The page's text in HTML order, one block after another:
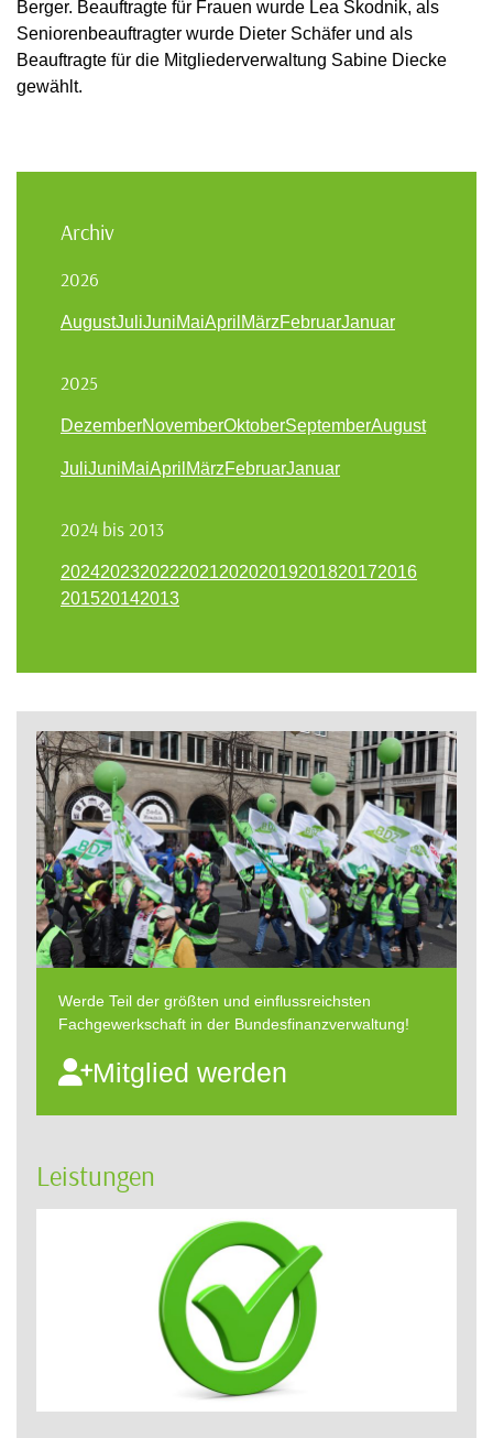
Berger. Beauftragte für Frauen wurde Lea Skodnik, als
Seniorenbeauftragter wurde Dieter Schäfer und als
Beauftragte für die Mitgliederverwaltung Sabine Diecke
gewählt.
Archiv
2026
AugustJuliJuniMaiApril MärzFebruarJanuar
2025
DezemberNovemberOktoberSeptemberAugust
JuliJuniMaiApril MärzFebruarJanuar
2024 bis 2013
202420232022202120202019201820172016
201520142013
Werde Teil der größten und einflussreichsten
Fachgewerkschaft in der Bundesfinanzverwaltung!
Mitglied werden
Leistungen